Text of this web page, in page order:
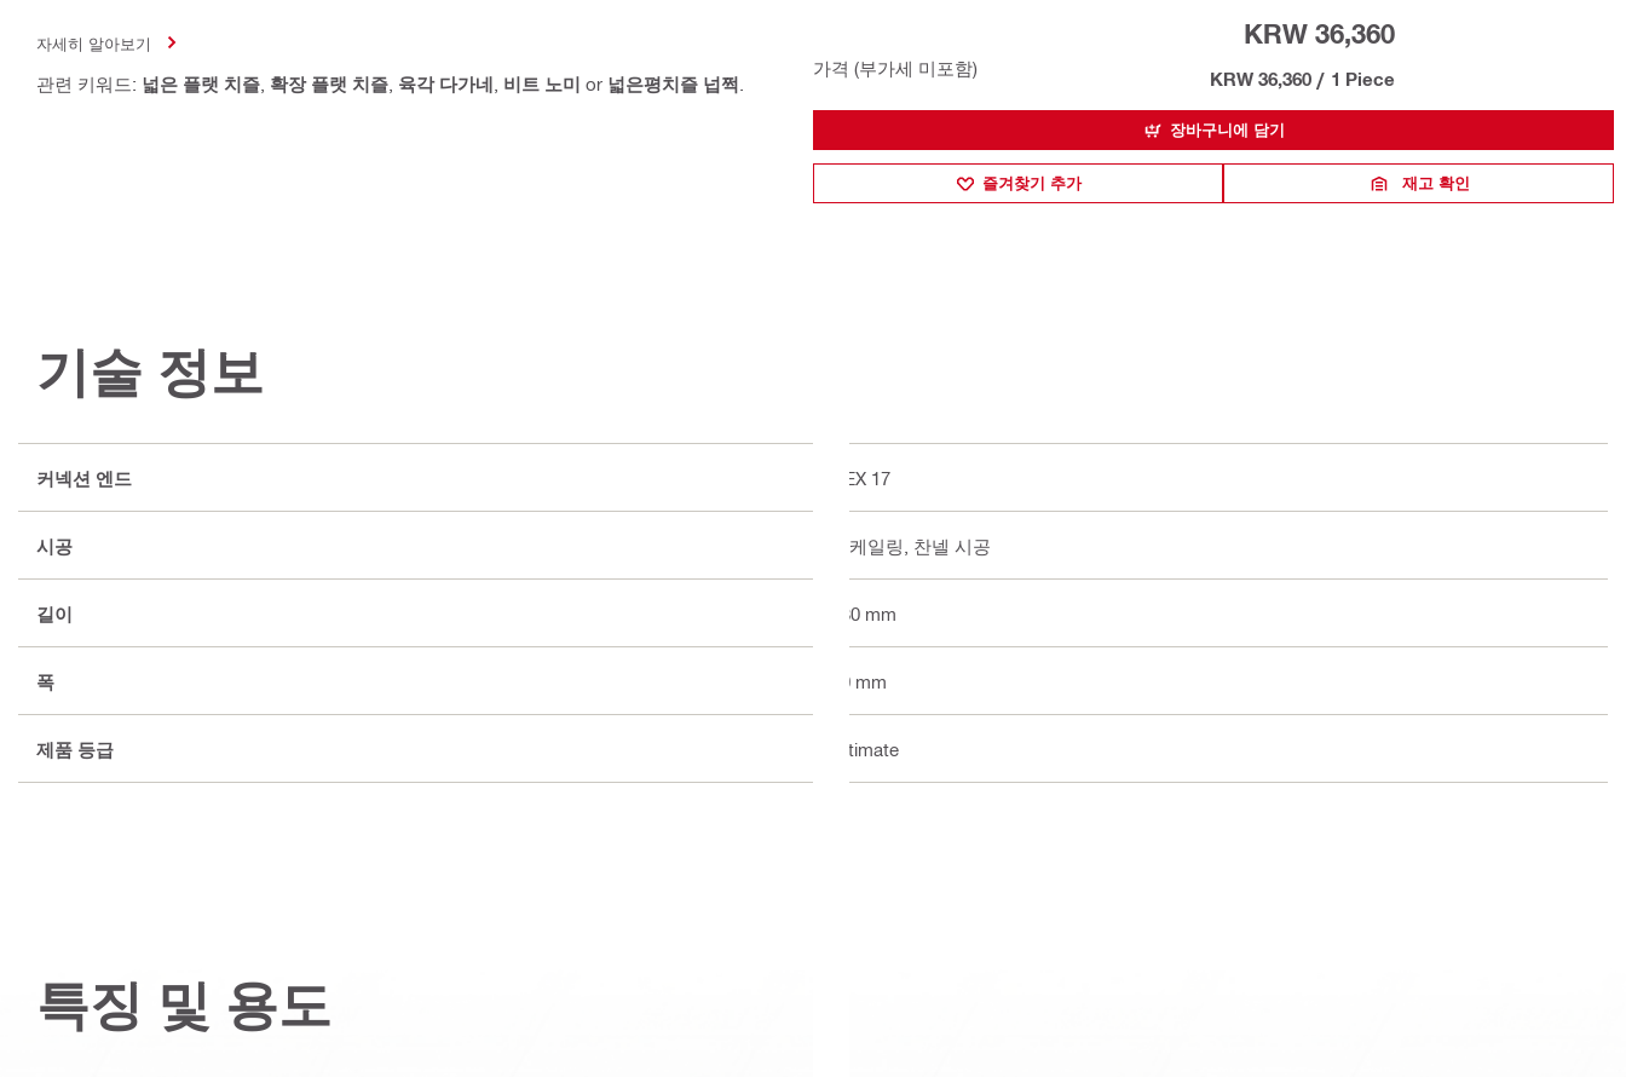
자세히 알아보기
관련 키워드: 넓은 플랫 치즐 확장 플랫 치즐 육각 다가네 비트 노미 or 넓은평치즐 넙쩍
가격 (부가세 미포함)
KRW 36,360
KRW 36,360 / 1 Piece
장바구니에 담기
즐겨찾기 추가 재고 확인
기술 정보
커넥션 엔드 HEX 17
시공 스케일링, 찬넬 시공
길이 280 mm
폭 50 mm
제품 등급 Ultimate
특징 및 용도